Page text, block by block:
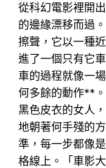
從科幻電影裡開
的邊緣漂移而過
擦聲，它以一種
進了一個只有它
車的過程就像一
何多餘的動作**
黑色皮衣的女人
地朝著何手殘的
準，每一步都像
格線上。「車影